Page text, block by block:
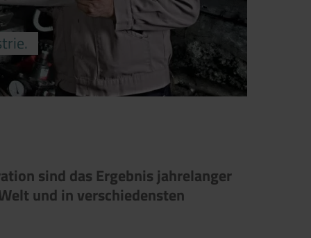
sind das Ergebnis jahrelanger
und in verschiedensten